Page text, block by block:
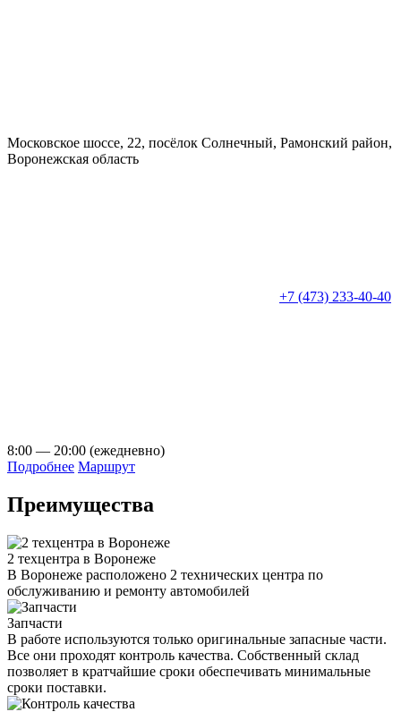
Московское шоссе, 22, посёлок Солнечный, Рамонский район,
Воронежская область
+7 (473) 233-40-40
8:00 — 20:00 (ежедневно)
Подробнее Маршрут
Преимущества
2 техцентра в Воронеже
В Воронеже расположено 2 технических центра по
обслуживанию и ремонту автомобилей
Запчасти
В работе используются только оригинальные запасные части.
Все они проходят контроль качества. Собственный склад
позволяет в кратчайшие сроки обеспечивать минимальные
сроки поставки.